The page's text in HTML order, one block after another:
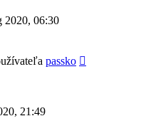
2020, 06:30
passko
21:49